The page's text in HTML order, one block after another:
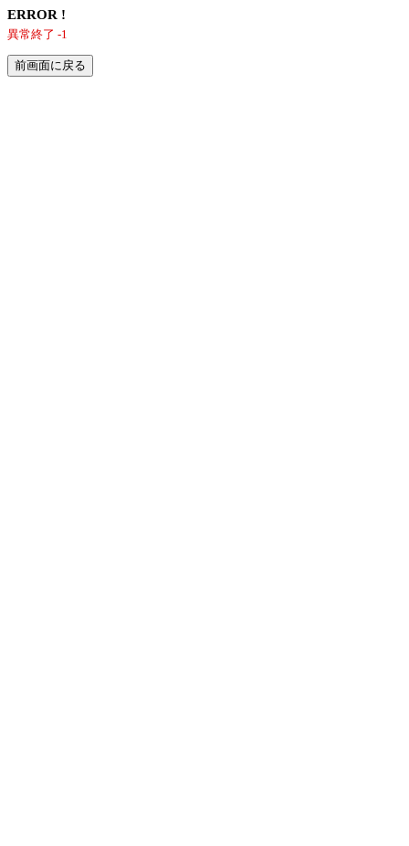
ERROR !
異常終了 -1